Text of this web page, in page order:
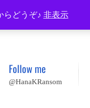
らどうぞ♪ 非表示
プロフィール FAQ
Follow me
@HanaKRansom